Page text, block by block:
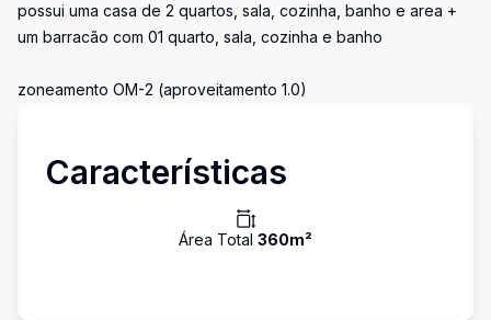
possui uma casa de 2 quartos, sala, cozinha, banho e area +
um barracão com 01 quarto, sala, cozinha e banho
zoneamento OM-2 (aproveitamento 1.0)
Características
Área Total 360m²